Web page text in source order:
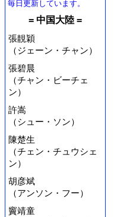
毎日更新しています。
= 中国大陸 =
張靚穎
（ジェーン・チャン）
張碧晨
（チャン・ビーチェ
ン）
許嵩
（シュー・ソン）
陳楚生
（チェン・チュウシェ
ン）
胡彦斌
（アンソン・フー）
竇靖童